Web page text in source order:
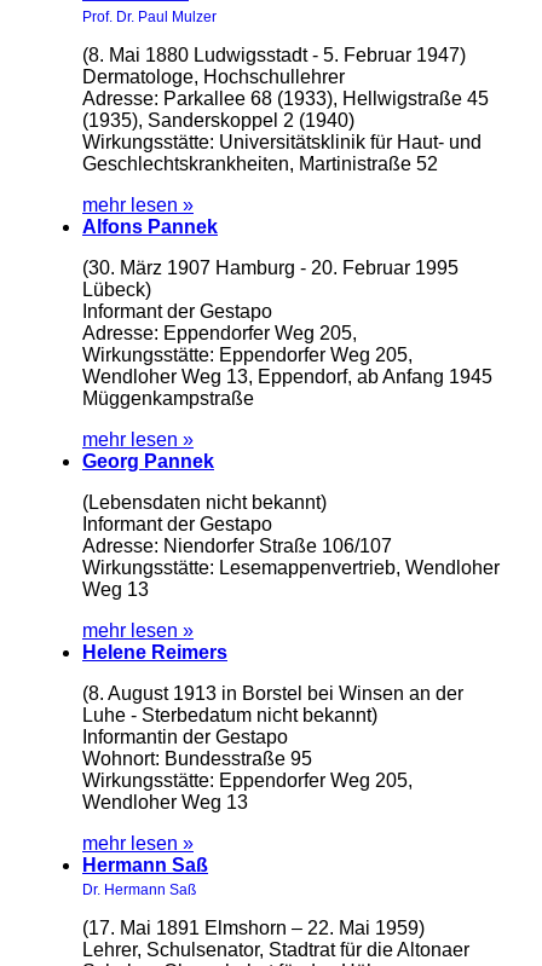
Prof. Dr. Paul Mulzer
(8. Mai 1880 Ludwigsstadt - 5. Februar 1947)
Dermatologe, Hochschullehrer
Adresse: Parkallee 68 (1933), Hellwigstraße 45
(1935), Sanderskoppel 2 (1940)
Wirkungsstätte: Universitätsklinik für Haut- und
Geschlechtskrankheiten, Martinistraße 52
mehr lesen »
Alfons Pannek
(30. März 1907 Hamburg - 20. Februar 1995
Lübeck)
Informant der Gestapo
Adresse: Eppendorfer Weg 205,
Wirkungsstätte: Eppendorfer Weg 205,
Wendloher Weg 13, Eppendorf, ab Anfang 1945
Müggenkampstraße
mehr lesen »
Georg Pannek
(Lebensdaten nicht bekannt)
Informant der Gestapo
Adresse: Niendorfer Straße 106/107
Wirkungsstätte: Lesemappenvertrieb, Wendloher
Weg 13
mehr lesen »
Helene Reimers
(8. August 1913 in Borstel bei Winsen an der
Luhe - Sterbedatum nicht bekannt)
Informantin der Gestapo
Wohnort: Bundesstraße 95
Wirkungsstätte: Eppendorfer Weg 205,
Wendloher Weg 13
mehr lesen »
Hermann Saß
Dr. Hermann Saß
(17. Mai 1891 Elmshorn – 22. Mai 1959)
Lehrer, Schulsenator, Stadtrat für die Altonaer